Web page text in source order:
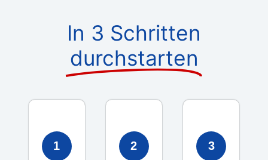
In 3 Schritten
durchstarten
1 2 3